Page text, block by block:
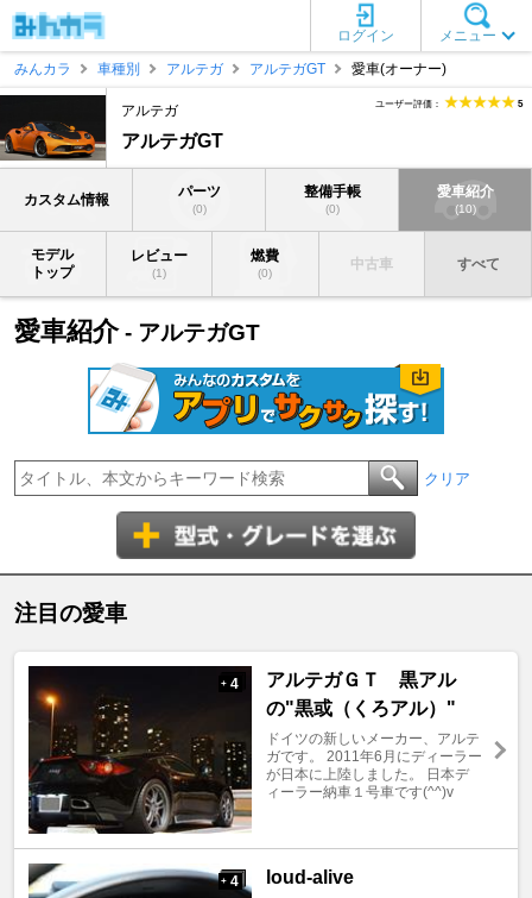
メニュー
ログイン
みんカラ
車種別 アルテガ アルテガGT 愛車(オーナー)
アルテガ
アルテガGT
ユーザー評価： 5
カスタム情報 パーツ
(0)
整備手帳
(0)
愛車紹介
(10)
モデル
トップ
レビュー
(1)
燃費
(0)
中古車 すべて
愛車紹介- アルテガGT
クリア
注目の愛車
+ 4
アルテガＧＴ 黒アル
の"黒或（くろアル）"
ドイツの新しいメーカー、アルテ
ガです。 2011年6月にディーラー
が日本に上陸しました。 日本デ
ィーラー納車１号車です(^^)v
+ 4 loud-alive